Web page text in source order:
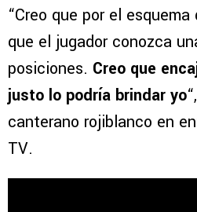
“Creo que por el
que el jugador conozca
posiciones. Creo que
justo lo podría brindar yo
canterano rojiblanco en
TV.